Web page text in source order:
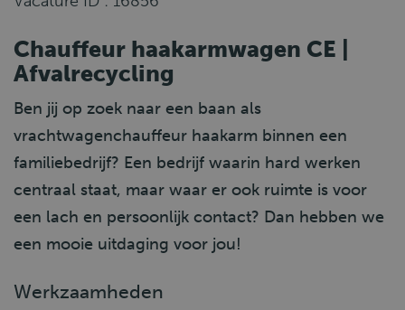
Chauffeur haakarmwagen CE |
Afvalrecycling
Ben jij op zoek naar een baan als
vrachtwagenchauffeur haakarm binnen een
familiebedrijf? Een bedrijf waarin hard werken
centraal staat, maar waar er ook ruimte is voor
een lach en persoonlijk contact? Dan hebben we
een mooie uitdaging voor jou!
Werkzaamheden